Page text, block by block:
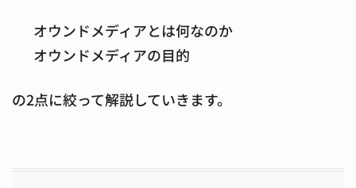
オウンドメディアとは何なのか
オウンドメディアの目的
の2点に絞って解説していきます。